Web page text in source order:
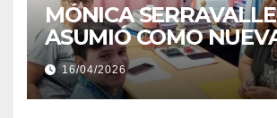
MÓNICA SERRAVALLE
ASUMIÓ COMO
DIRECTORA DEL
«RENÉ FAVALORO»
BASAIL.
16/04/2026